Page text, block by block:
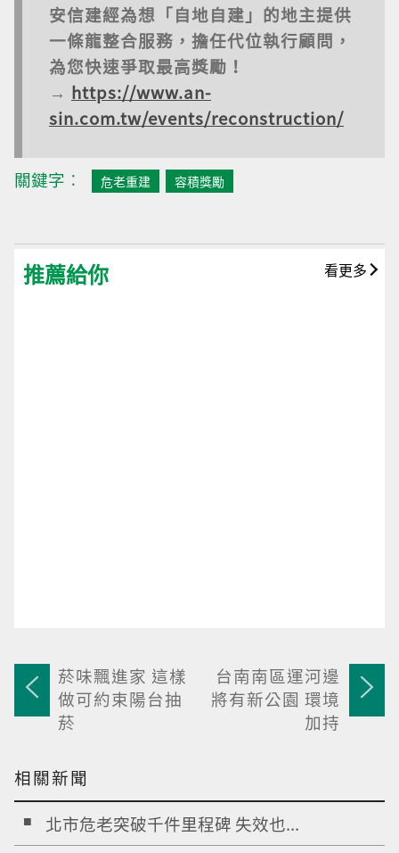
安信建經為想「自地自建」的地主提供
一條龍整合服務，擔任代位執行顧問，
為您快速爭取最高獎勵！
→ https://www.an-
sin.com.tw/events/reconstruction/
關鍵字︰ 危老重建 容積獎勵
推薦給你 看更多
菸味飄進家 這樣
做可約束陽台抽
菸
台南南區運河邊
將有新公園 環境
加持
相關新聞
北市危老突破千件里程碑 失效也...